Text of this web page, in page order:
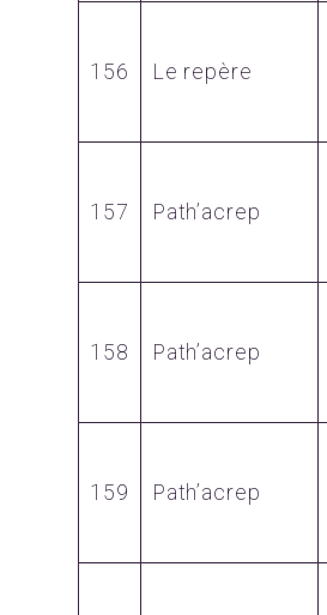
156 Le repère
157 Path’acrep
158 Path’acrep
159 Path’acrep